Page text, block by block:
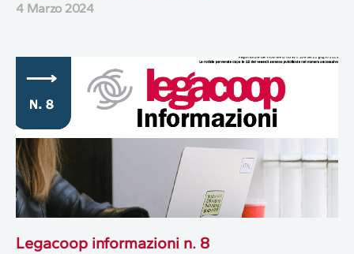
4 Marzo 2024
Legacoop informazioni n. 8